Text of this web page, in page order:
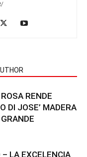
RENDE
DI JOSE’ MADERA
LA EXCELENCIA